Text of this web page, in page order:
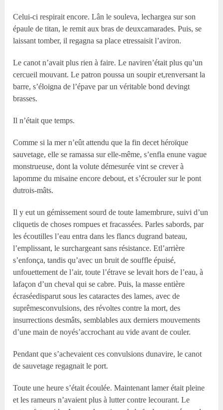
Celui-ci respirait encore. Lân le souleva, lechargea sur son
épaule de titan, le remit aux bras de deuxcamarades. Puis, se
laissant tomber, il regagna sa place etressaisit l’aviron.
Le canot n’avait plus rien à faire. Le naviren’était plus qu’un
cercueil mouvant. Le patron poussa un soupir et,renversant la
barre, s’éloigna de l’épave par un véritable bond devingt
brasses.
Il n’était que temps.
Comme si la mer n’eût attendu que la fin decet héroïque
sauvetage, elle se ramassa sur elle-même, s’enfla enune vague
monstrueuse, dont la volute démesurée vint se crever à
lapomme du misaine encore debout, et s’écrouler sur le pont
dutrois-mâts.
Il y eut un gémissement sourd de toute lamembrure, suivi d’un
cliquetis de choses rompues et fracassées. Parles sabords, par
les écoutilles l’eau entra dans les flancs dugrand bateau,
l’emplissant, le surchargeant sans résistance. Etl’arrière
s’enfonça, tandis qu’avec un bruit de souffle épuisé,
unfouettement de l’air, toute l’étrave se levait hors de l’eau, à
lafaçon d’un cheval qui se cabre. Puis, la masse entière
écraséedisparut sous les cataractes des lames, avec de
suprêmesconvulsions, des révoltes contre la mort, des
insurrections desmâts, semblables aux derniers mouvements
d’une main de noyés’accrochant au vide avant de couler.
Pendant que s’achevaient ces convulsions dunavire, le canot
de sauvetage regagnait le port.
Toute une heure s’était écoulée. Maintenant lamer était pleine
et les rameurs n’avaient plus à lutter contre lecourant. Le